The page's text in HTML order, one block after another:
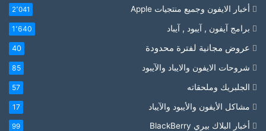
أخبار الايفون وجميع منتجيات Apple 2٬041
برامج آيفون , آيبود , آيباد 1٬640
عروض مجانية لفترة محدودة 40
شروحات الايفون والايباد والآيبود 85
الجلبريك وملحقاته 57
مشاكل الأيفون والأيبود والآيباد 17
أخبار البلاك بيري BlackBerry 99